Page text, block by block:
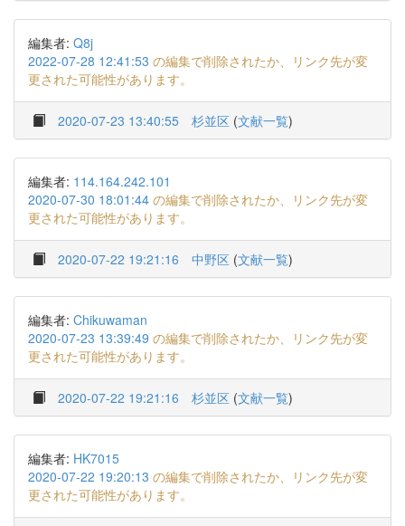
編集者: Q8j
2022-07-28 12:41:53 の編集で削除されたか、リンク先が変
更された可能性があります。
2020-07-23 13:40:55 杉並区 (文献一覧)
編集者: 114.164.242.101
2020-07-30 18:01:44 の編集で削除されたか、リンク先が変
更された可能性があります。
2020-07-22 19:21:16 中野区 (文献一覧)
編集者: Chikuwaman
2020-07-23 13:39:49 の編集で削除されたか、リンク先が変
更された可能性があります。
2020-07-22 19:21:16 杉並区 (文献一覧)
編集者: HK7015
2020-07-22 19:20:13 の編集で削除されたか、リンク先が変
更された可能性があります。